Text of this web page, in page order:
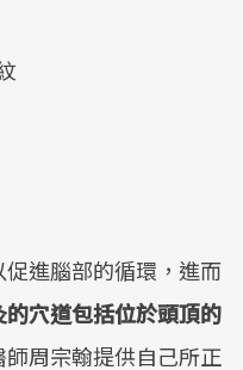
進腦部的循環，進而
的穴道包括位於頭頂的
師周宗翰提供自己所正